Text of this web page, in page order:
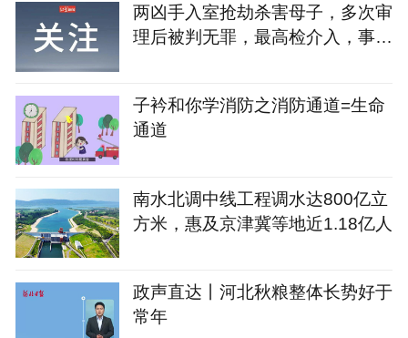
两凶手入室抢劫杀害母子，多次审
理后被判无罪，最高检介入，事发
子衿和你学消防之消防通道=生命
通道
南水北调中线工程调水达800亿立
方米，惠及京津冀等地近1.18亿人
政声直达丨河北秋粮整体长势好于
常年